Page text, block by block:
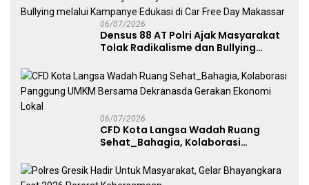
06/07/2026
Densus 88 AT Polri Ajak Masyarakat
Tolak Radikalisme dan Bullying
Free Day Makassar
06/07/2026
CFD Kota Langsa Wadah Ruang
Sehat_Bahagia, Kolaborasi
Dekranasda Gerakan Ekonomi Lokal